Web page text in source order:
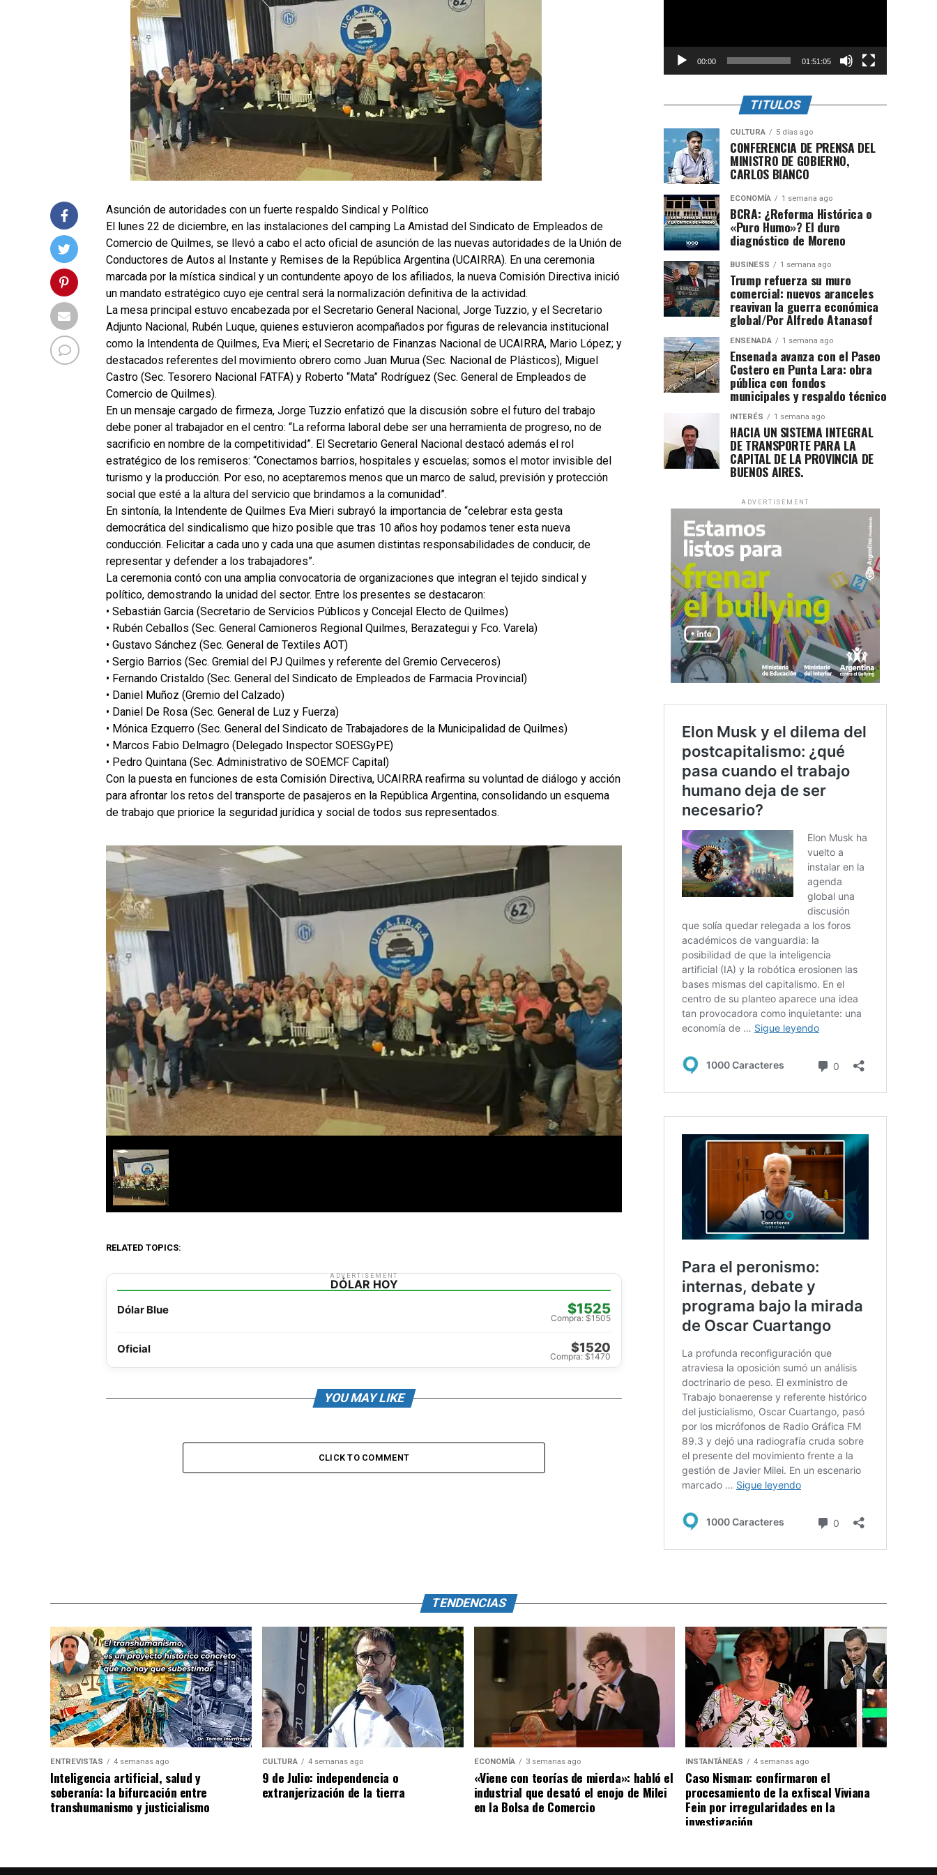
Asunción de autoridades con un fuerte respaldo Sindical y Político
El lunes 22 de diciembre, en las instalaciones del camping La Amistad del Sindicato de Empleados de
Comercio de Quilmes, se llevó a cabo el acto oficial de asunción de las nuevas autoridades de la Unión de
Conductores de Autos al Instante y Remises de la República Argentina (UCAIRRA). En una ceremonia
marcada por la mística sindical y un contundente apoyo de los afiliados, la nueva Comisión Directiva inició
un mandato estratégico cuyo eje central será la normalización definitiva de la actividad.
La mesa principal estuvo encabezada por el Secretario General Nacional, Jorge Tuzzio, y el Secretario
Adjunto Nacional, Rubén Luque, quienes estuvieron acompañados por figuras de relevancia institucional
como la Intendenta de Quilmes, Eva Mieri; el Secretario de Finanzas Nacional de UCAIRRA, Mario López; y
destacados referentes del movimiento obrero como Juan Murua (Sec. Nacional de Plásticos), Miguel
Castro (Sec. Tesorero Nacional FATFA) y Roberto “Mata” Rodríguez (Sec. General de Empleados de
Comercio de Quilmes).
En un mensaje cargado de firmeza, Jorge Tuzzio enfatizó que la discusión sobre el futuro del trabajo
debe poner al trabajador en el centro: “La reforma laboral debe ser una herramienta de progreso, no de
sacrificio en nombre de la competitividad”. El Secretario General Nacional destacó además el rol
estratégico de los remiseros: “Conectamos barrios, hospitales y escuelas; somos el motor invisible del
turismo y la producción. Por eso, no aceptaremos menos que un marco de salud, previsión y protección
social que esté a la altura del servicio que brindamos a la comunidad”.
En sintonía, la Intendente de Quilmes Eva Mieri subrayó la importancia de “celebrar esta gesta
democrática del sindicalismo que hizo posible que tras 10 años hoy podamos tener esta nueva
conducción. Felicitar a cada uno y cada una que asumen distintas responsabilidades de conducir, de
representar y defender a los trabajadores”.
La ceremonia contó con una amplia convocatoria de organizaciones que integran el tejido sindical y
político, demostrando la unidad del sector. Entre los presentes se destacaron:
• Sebastián Garcia (Secretario de Servicios Públicos y Concejal Electo de Quilmes)
• Rubén Ceballos (Sec. General Camioneros Regional Quilmes, Berazategui y Fco. Varela)
• Gustavo Sánchez (Sec. General de Textiles AOT)
• Sergio Barrios (Sec. Gremial del PJ Quilmes y referente del Gremio Cerveceros)
• Fernando Cristaldo (Sec. General del Sindicato de Empleados de Farmacia Provincial)
• Daniel Muñoz (Gremio del Calzado)
• Daniel De Rosa (Sec. General de Luz y Fuerza)
• Mónica Ezquerro (Sec. General del Sindicato de Trabajadores de la Municipalidad de Quilmes)
• Marcos Fabio Delmagro (Delegado Inspector SOESGyPE)
• Pedro Quintana (Sec. Administrativo de SOEMCF Capital)
Con la puesta en funciones de esta Comisión Directiva, UCAIRRA reafirma su voluntad de diálogo y acción
para afrontar los retos del transporte de pasajeros en la República Argentina, consolidando un esquema
de trabajo que priorice la seguridad jurídica y social de todos sus representados.
RELATED TOPICS:
ADVERTISEMENT
DÓLAR HOY
Dólar Blue $1525
Compra: $1505
Oficial $1520
Compra: $1470
YOU MAY LIKE
CLICK TO COMMENT
00:00 01:51:05
TITULOS
CULTURA 5 días ago
CONFERENCIA DE PRENSA DEL
MINISTRO DE GOBIERNO,
CARLOS BIANCO
ECONOMÍA 1 semana ago
BCRA: ¿Reforma Histórica o
«Puro Humo»? El duro
diagnóstico de Moreno
BUSINESS 1 semana ago
Trump refuerza su muro
comercial: nuevos aranceles
reavivan la guerra económica
global/Por Alfredo Atanasof
ENSENADA 1 semana ago
Ensenada avanza con el Paseo
Costero en Punta Lara: obra
pública con fondos
municipales y respaldo técnico
INTERÉS 1 semana ago
HACIA UN SISTEMA INTEGRAL
DE TRANSPORTE PARA LA
CAPITAL DE LA PROVINCIA DE
BUENOS AIRES.
ADVERTISEMENT
TENDENCIAS
ENTREVISTAS 4 semanas ago
Inteligencia artificial, salud y
soberanía: la bifurcación entre
transhumanismo y justicialismo
CULTURA 4 semanas ago
9 de Julio: independencia o
extranjerización de la tierra
ECONOMÍA 3 semanas ago
«Viene con teorías de mierda»: habló el
industrial que desató el enojo de Milei
en la Bolsa de Comercio
INSTANTÁNEAS 4 semanas ago
Caso Nisman: confirmaron el
procesamiento de la exfiscal Viviana
Fein por irregularidades en la
investigación